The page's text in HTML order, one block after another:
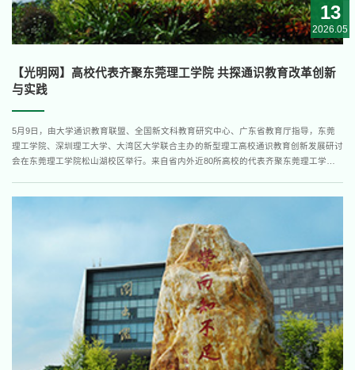
13
2026.05
【光明网】高校代表齐聚东莞理工学院 共探通识教育改革创新
与实践
5月9日，由大学通识教育联盟、全国新文科教育研究中心、广东省教育厅指导，东莞
理工学院、深圳理工大学、大湾区大学联合主办的新型理工高校通识教育创新发展研讨
会在东莞理工学院松山湖校区举行。来自省内外近80所高校的代表齐聚东莞理工学